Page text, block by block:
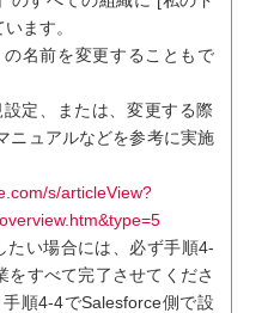
ます。
名前を変更することもで
設定、または、変更する際
ニュアルなどを参考に実施
s/articleView?
たい場合には、必ず手順4-
をすべて完了させてくださ
順4-4でSalesforce側で設